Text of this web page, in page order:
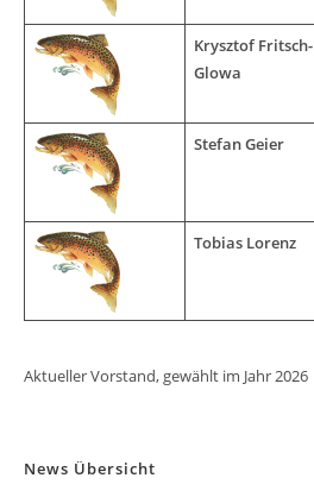
Krysztof Fritsch-
Glowa
Stefan Geier
Tobias Lorenz
Aktueller Vorstand, gewählt im Jahr 2026
News Übersicht